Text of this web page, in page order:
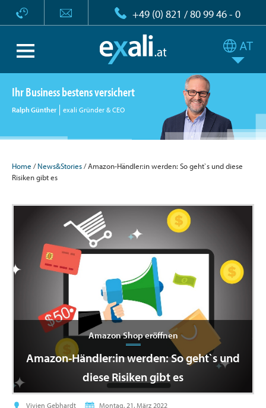
+49 (0) 821 / 80 99 46 - 0
Ihr Business bestens versichert
Ralph Günther exali Gründer & CEO
Home /News&Stories/ Amazon-Händler:in werden: So geht`s und diese
Risiken gibt es
Amazon Shop eröffnen
Amazon-Händler:in werden: So geht`s und
diese Risiken gibt es
Vivien Gebhardt Montag, 21. März 2022